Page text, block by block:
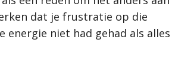
dat je frustratie op die
energie niet had gehad als alles